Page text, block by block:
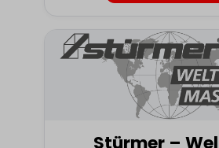
Stürmer –